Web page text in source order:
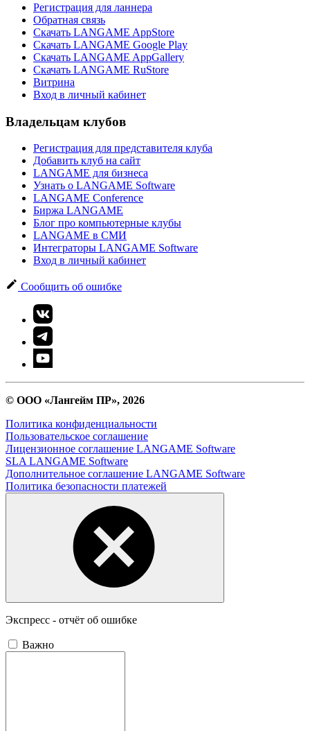
Регистрация для ланнера
Обратная связь
Скачать LANGAME AppStore
Скачать LANGAME Google Play
Скачать LANGAME AppGallery
Скачать LANGAME RuStore
Витрина
Вход в личный кабинет
Владельцам клубов
Регистрация для представителя клуба
Добавить клуб на сайт
LANGAME для бизнеса
Узнать о LANGAME Software
LANGAME Conference
Биржа LANGAME
Блог про компьютерные клубы
LANGAME в СМИ
Интеграторы LANGAME Software
Вход в личный кабинет
Сообщить об ошибке
© ООО «Лангейм ПР», 2026
Политика конфиденциальности
Пользовательское соглашение
Лицензионное соглашение LANGAME Software
SLA LANGAME Software
Дополнительное соглашение LANGAME Software
Политика безопасности платежей
Экспресс - отчёт об ошибке
Важно